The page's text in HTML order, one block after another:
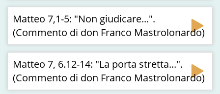
Matteo 7,1-5: "Non giudicare...".
(Commento di don Franco Mastrolonardo)
Matteo 7, 6.12-14: "La porta stretta...".
(Commento di don Franco Mastrolonardo)